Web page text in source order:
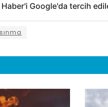
Haber'i Google'da tercih